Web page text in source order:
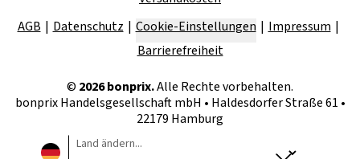
AGB
Datenschutz Cookie-Einstellungen
Impressum
Barrierefreiheit
© 2026bonprix.Alle Rechte vorbehalten.
bonprix Handelsgesellschaft mbH • Haldesdorfer Straße 61 •
22179 Hamburg
Land ändern...